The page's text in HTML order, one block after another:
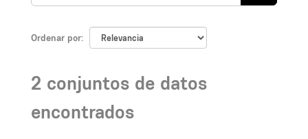
Ordenar por
2 conjuntos de datos
encontrados